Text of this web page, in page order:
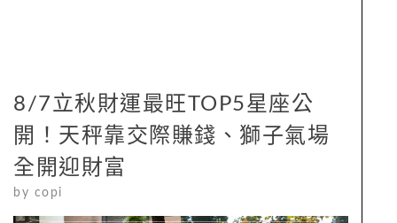
8/7立秋財運最旺TOP5星座公
開！天秤靠交際賺錢、獅子氣場
全開迎財富
by copi